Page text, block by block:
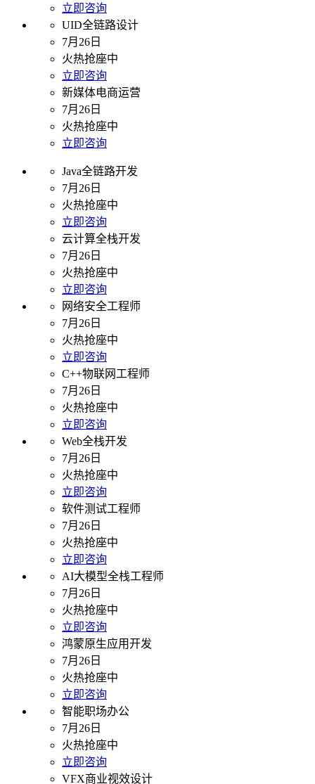
立即咨询
UID全链路设计
7月26日
火热抢座中
立即咨询
新媒体电商运营
7月26日
火热抢座中
立即咨询
Java全链路开发
7月26日
火热抢座中
立即咨询
云计算全栈开发
7月26日
火热抢座中
立即咨询
网络安全工程师
7月26日
火热抢座中
立即咨询
C++物联网工程师
7月26日
火热抢座中
立即咨询
Web全栈开发
7月26日
火热抢座中
立即咨询
软件测试工程师
7月26日
火热抢座中
立即咨询
AI大模型全栈工程师
7月26日
火热抢座中
立即咨询
鸿蒙原生应用开发
7月26日
火热抢座中
立即咨询
智能职场办公
7月26日
火热抢座中
立即咨询
VFX商业视效设计